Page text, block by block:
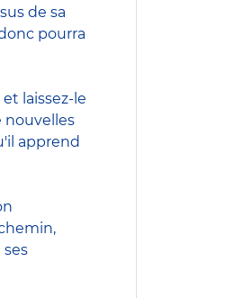
de sa
pourra
laissez-le
nouvelles
apprend